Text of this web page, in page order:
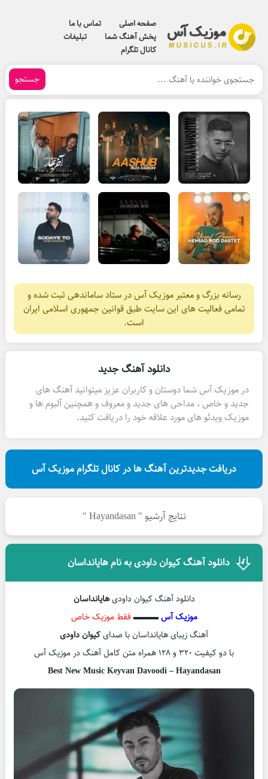
صفحه اصلی
تماس با ما
پخش آهنگ شما
تبلیغات
کانال تلگرام
جستجو
رسانه بزرگ و معتبر موزیک آس در ستاد ساماندهی ثبت شده و
تمامی فعالیت های این سایت طبق قوانین جمهوری اسلامی ایران
است.
دانلود آهنگ جدید
در موزیک آس شما دوستان و کاربران عزیز میتوانید آهنگ های
جدید و خاص ، مداحی های جدید و معروف و همچنین آلبوم ها و
موزیک ویدئو های مورد علاقه خود را دریافت کنید.
دریافت جدیدترین آهنگ ها در کانال تلگرام موزیک آس
نتایج آرشیو " Hayandasan "
دانلود آهنگ کیوان داودی به نام هایانداسان
دانلود آهنگ کیوان داودیهایانداسان
موزیک آس▬▬▬ فقط موزیک خاص
آهنگ زیبای هایانداسان با صدایکیوان داودی
با دو کیفیت ۳۲۰ و ۱۲۸ همراه متن کامل آهنگ در موزیک آس
Best New Music Keyvan Davoodi – Hayandasan